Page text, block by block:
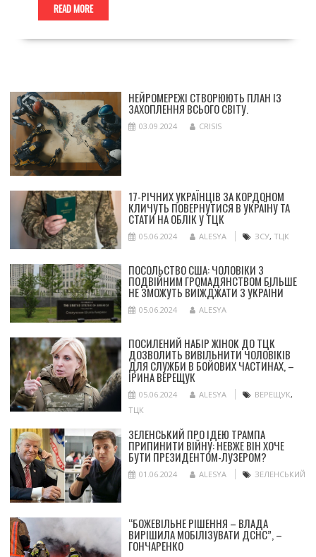
READ MORE
НЕЙРОМЕРЕЖІ СТВОРЮЮТЬ ПЛАН ІЗ
ЗАХОПЛЕННЯ ВСЬОГО СВІТУ.
03.09.2024 CRISIS
17-РІЧНИХ УКРАЇНЦІВ ЗА КОРДОНОМ
КЛИЧУТЬ ПОВЕРНУТИСЯ В УКРАЇНУ ТА
СТАТИ НА ОБЛІК У ТЦК
05.06.2024 ALESYA ЗСУ, ТЦК
ПОСОЛЬСТВО США: ЧОЛОВІКИ З
ПОДВІЙНИМ ГРОМАДЯНСТВОМ БІЛЬШЕ
НЕ ЗМОЖУТЬ ВИЇЖДЖАТИ З УКРАЇНИ
05.06.2024 ALESYA
ПОСИЛЕНИЙ НАБІР ЖІНОК ДО ТЦК
ДОЗВОЛИТЬ ВИВІЛЬНИТИ ЧОЛОВІКІВ
ДЛЯ СЛУЖБИ В БОЙОВИХ ЧАСТИНАХ, –
ІРИНА ВЕРЕЩУК
05.06.2024 ALESYA ВЕРЕЩУК,
ТЦК
ЗЕЛЕНСЬКИЙ ПРО ІДЕЮ ТРАМПА
ПРИПИНИТИ ВІЙНУ: НЕВЖЕ ВІН ХОЧЕ
БУТИ ПРЕЗИДЕНТОМ-ЛУЗЕРОМ?
01.06.2024 ALESYA ЗЕЛЕНСЬКИЙ
“БОЖЕВІЛЬНЕ РІШЕННЯ – ВЛАДА
ВИРІШИЛА МОБІЛІЗУВАТИ ДСНС”, –
ГОНЧАРЕНКО